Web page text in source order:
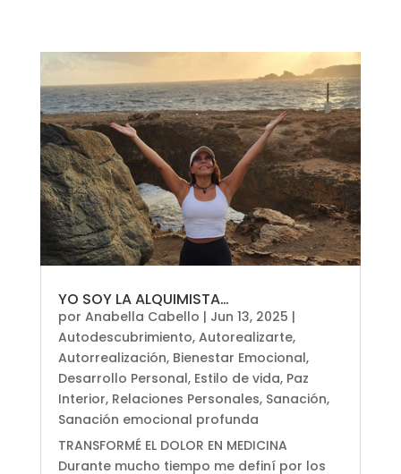
YO SOY LA ALQUIMISTA…
por Anabella Cabello | Jun 13, 2025 |
Autodescubrimiento, Autorealizarte,
Autorrealización, Bienestar Emocional,
Desarrollo Personal, Estilo de vida, Paz
Interior, Relaciones Personales, Sanación,
Sanación emocional profunda
TRANSFORMÉ EL DOLOR EN MEDICINA
Durante mucho tiempo me definí por los